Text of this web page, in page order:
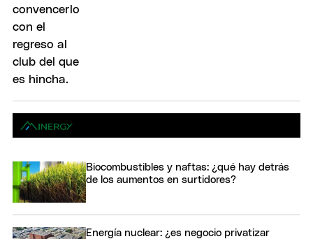
Biocombustibles y naftas: ¿qué hay detrás
de los aumentos en surtidores?
Energía nuclear: ¿es negocio privatizar